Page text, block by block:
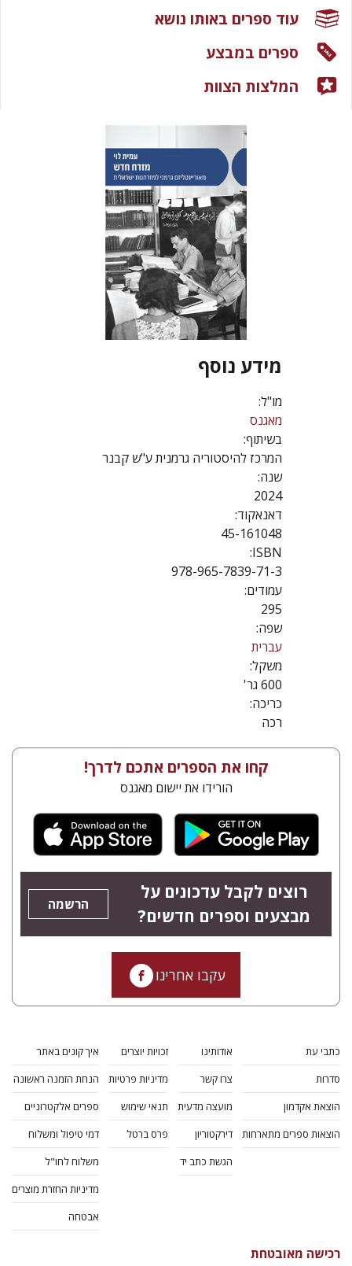
מידע נוסף
מו"ל:
מאגנס
בשיתוף:
המרכז להיסטוריה גרמנית ע"ש קבנר
שנה:
2024
דאנאקוד:
45-161048
ISBN:
978-965-7839-71-3
עמודים:
295
שפה:
עברית
משקל:
600 גר'
כריכה:
רכה
עוד ספרים באותו נושא
ספרים במבצע
המלצות הצוות
קחו את הספרים אתכם לדרך!
הורידו את יישום מאגנס
רוצים לקבל עדכונים על
מבצעים וספרים חדשים?
הרשמה
עקבו אחרינו
כתבי עת
סדרות
הוצאת אקדמון
הוצאות ספרים מתארחות
אודותינו
צרו קשר
מועצה מדעית
דירקטוריון
הגשת כתב יד
זכויות יוצרים
מדיניות פרטיות
תנאי שימוש
פרס ברטל
איך קונים באתר
הנחת הזמנה ראשונה
ספרים אלקטרוניים
דמי טיפול ומשלוח
משלוח לחו"ל
מדיניות החזרת מוצרים
אבטחה
רכישה מאובטחת